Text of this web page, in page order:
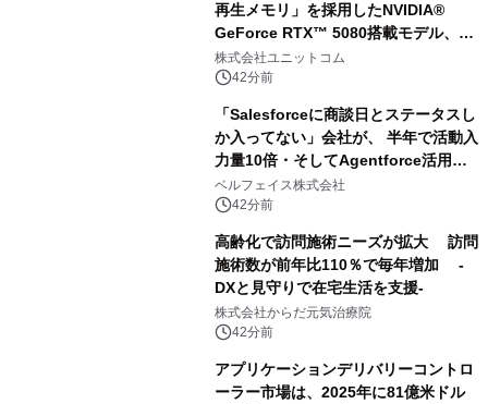
再生メモリ」を採用したNVIDIA®
GeForce RTX™ 5080搭載モデル、
NVIDIA® GeForce RTX™ 5070 Ti搭
載モデルを販売開始
株式会社ユニットコム
42分前
「Salesforceに商談日とステータスし
か入ってない」会社が、 半年で活動入
力量10倍・そしてAgentforce活用へ
── 敷島住宅×bellSalesAI事例公開
ベルフェイス株式会社
42分前
高齢化で訪問施術ニーズが拡大 訪問
施術数が前年比110％で毎年増加 -
DXと見守りで在宅生活を支援-
株式会社からだ元気治療院
42分前
アプリケーションデリバリーコントロ
ーラー市場は、2025年に81億米ドル